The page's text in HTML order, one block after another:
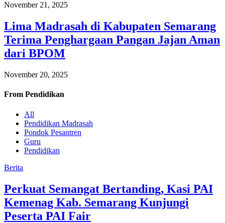
November 21, 2025
Lima Madrasah di Kabupaten Semarang
Terima Penghargaan Pangan Jajan Aman
dari BPOM
November 20, 2025
From Pendidikan
All
Pendidikan Madrasah
Pondok Pesantren
Guru
Pendidikan
Berita
Perkuat Semangat Bertanding, Kasi PAI
Kemenag Kab. Semarang Kunjungi
Peserta PAI Fair